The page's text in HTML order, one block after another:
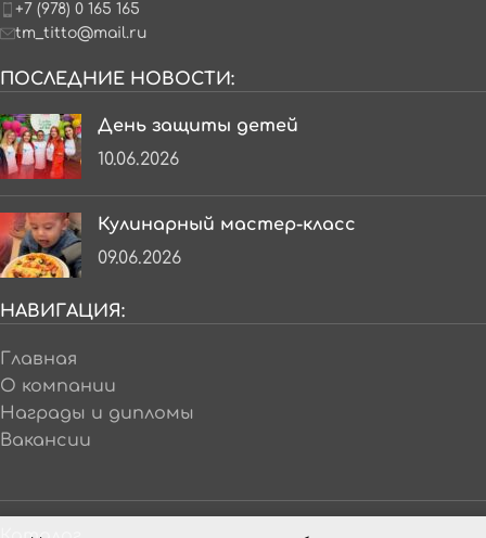
+7 (978) 0 165 165
tm_titto@mail.ru
ПОСЛЕДНИЕ НОВОСТИ:
День защиты детей
10.06.2026
Кулинарный мастер-класс
09.06.2026
НАВИГАЦИЯ:
Главная
О компании
Награды и дипломы
Вакансии